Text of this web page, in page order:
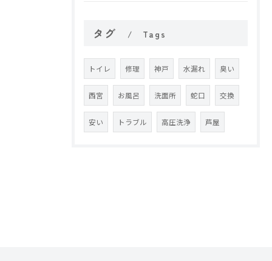
タグ Tags
トイレ 修理 神戸 水漏れ 臭い
西宮 お風呂 洗面所 蛇口 交換
安い トラブル 高圧洗浄 芦屋